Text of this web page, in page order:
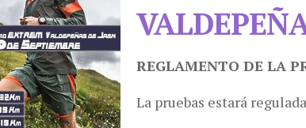
REGLAMENTO DE LA
La pruebas estará